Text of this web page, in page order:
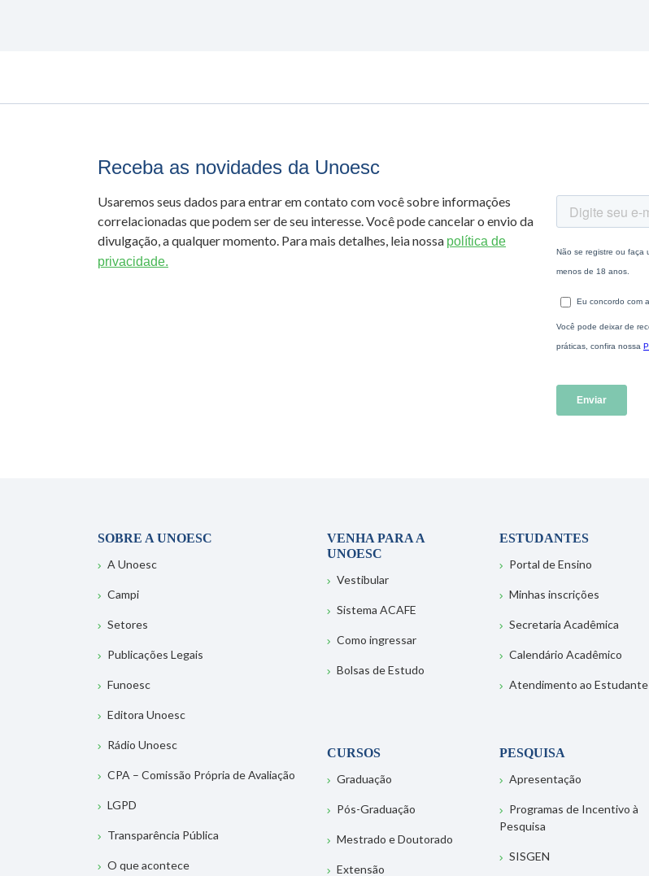
Receba as novidades da Unoesc
Usaremos seus dados para entrar em contato com você sobre informações
correlacionadas que podem ser de seu interesse. Você pode cancelar o envio da
divulgação, a qualquer momento. Para mais detalhes, leia nossa política de
privacidade.
SOBRE A UNOESC
A Unoesc
Campi
Setores
Publicações Legais
Funoesc
Editora Unoesc
Rádio Unoesc
CPA – Comissão Própria de Avaliação
LGPD
Transparência Pública
O que acontece
VENHA PARA A
UNOESC
Vestibular
Sistema ACAFE
Como ingressar
Bolsas de Estudo
ESTUDANTES
Portal de Ensino
Minhas inscrições
Secretaria Acadêmica
Calendário Acadêmico
Atendimento ao Estudante
CURSOS
Graduação
Pós-Graduação
Mestrado e Doutorado
Extensão
PESQUISA
Apresentação
Programas de Incentivo à
Pesquisa
SISGEN